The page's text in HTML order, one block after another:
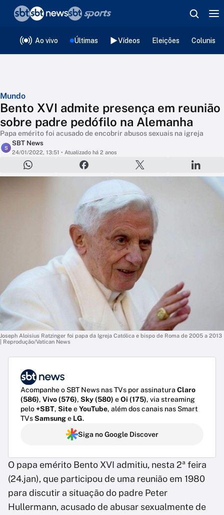
Ao vivo Últimas Vídeos Eleições
Mundo
Bento XVI admite presença em reunião
sobre padre pedófilo na Alemanha
Papa emérito foi acusado de encobrir abusos sexuais na igreja
S
SBT News
24/01/2022, 13:51 • Atualizado há 2 anos
Joseph Aloisius Ratzinger foi papa da Igreja Católica e bispo de Roma de 2005 a 2013
| Reprodução/Vatican News
Acompanhe o SBT News nas TVs por assinatura Claro
(586), Vivo (576), Sky (580) eOi (175), via streaming
pelo+SBT, SiteeYouTube, além dos canais nas Smart
TVsSamsunge LG.
Siga no Google Discover
O papa emérito Bento XVI admitiu, nesta 2ª feira
(24.jan), que participou de uma reunião em 1980
para discutir a situação do padre Peter
Hullermann, acusado de abusar sexualmente de
❮voltar
Editorias